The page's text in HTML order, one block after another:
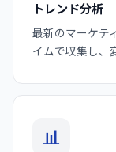
トレンド分析
最新のマーケテ
イムで収集し、
📊